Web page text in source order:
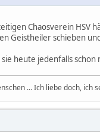
Chaosverein
Geistheiler schieben
heute jedenfalls
... Ich liebe doch, ich